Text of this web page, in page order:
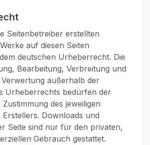
Seitenbetreiber erstellten
auf diesen Seiten
deutschen Urheberrecht. Die
Bearbeitung, Verbreitung und
außerhalb der
Urheberrechts bedürfen der
des jeweiligen
Downloads und
Seite sind nur für den privaten,
Gebrauch gestattet.